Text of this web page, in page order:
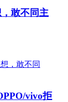
敢不同主
vivo拒